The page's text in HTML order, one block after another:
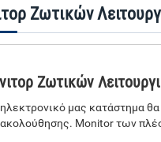
Ζωτικών
Ζωτικών
μας κατάστημα
Monitor των